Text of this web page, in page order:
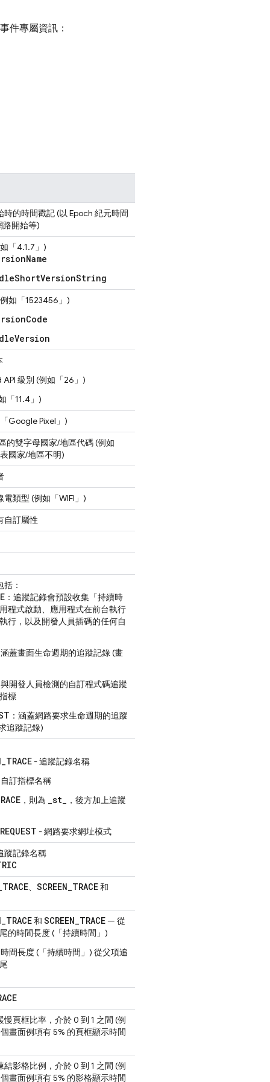
件專屬資訊：
的時間戳記 (以 Epoch 紀元時間
路開始等)
「4.1.7」)
如「1523456」)
級別 (例如「26」)
「11.4」)
Google Pixel」)
的雙字母國家/地區代碼 (例如
國家/地區不明)
類型 (例如「WIFI」)
自訂屬性
：
：追蹤記錄會預設收集「持續時
程式啟動、應用程式在前台執行
行，以及開發人員插碼的任何自
蓋畫面生命週期的追蹤記錄 (畫
開發人員檢測的自訂程式碼追蹤
標
：涵蓋網路要求生命週期的追蹤
追蹤記錄)
- 追蹤記錄名稱
訂指標名稱
，則為 _st_ ，後方加上追蹤
- 網路要求網址模式
蹤記錄名稱
TRACE、 SCREEN_TRACE和
和 SCREEN_TRACE— 從
的時間長度 (「持續時間」)
間長度 (「持續時間」) 從父項追
頁框比率，介於 0 到 1 之間 (例
畫面例項有 5% 的頁框顯示時間
影格比例，介於 0 到 1 之間 (例
畫面例項有 5% 的影格顯示時間